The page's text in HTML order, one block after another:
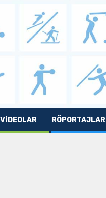
VIDEOLAR RÖPORTAJLAR